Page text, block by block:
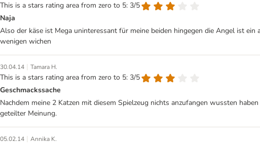
This is a stars rating area from zero to 5: 3/5
Naja
Also der käse ist Mega uninteressant für meine beiden hingegen die Angel ist
wenigen wichen
30.04.14 | Tamara H.
This is a stars rating area from zero to 5: 3/5
Geschmackssache
Nachdem meine 2 Katzen mit diesem Spielzeug nichts anzufangen wussten
geteilter Meinung.
05.02.14 | Annika K.